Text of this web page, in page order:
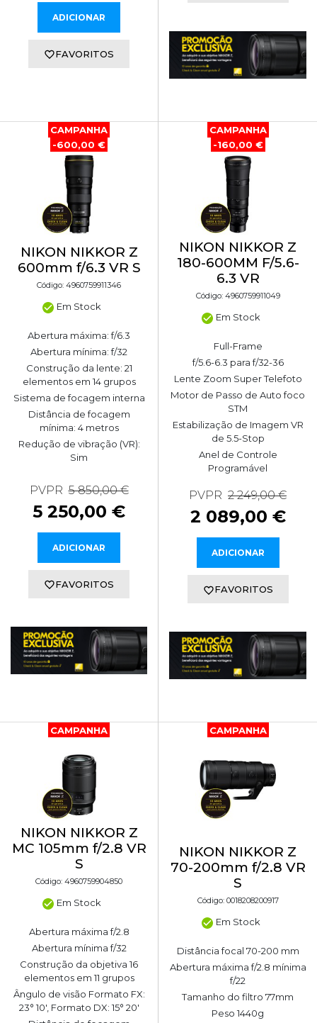
ADICIONAR
FAVORITOS
CAMPANHA
-600,00 €
NIKON NIKKOR Z
600mm f/6.3 VR S
Código: 4960759911346
Em Stock
Abertura máxima: f/6.3
Abertura mínima: f/32
Construção da lente: 21
elementos em 14 grupos
Sistema de focagem interna
Distância de focagem
mínima: 4 metros
Redução de vibração (VR):
Sim
PVPR 5 850,00 €
5 250,00 €
ADICIONAR
FAVORITOS
CAMPANHA
-160,00 €
NIKON NIKKOR Z
180-600MM F/5.6-
6.3 VR
Código: 4960759911049
Em Stock
Full-Frame
f/5.6-6.3 para f/32-36
Lente Zoom Super Telefoto
Motor de Passo de Auto foco
STM
Estabilização de Imagem VR
de 5.5-Stop
Anel de Controle
Programável
PVPR 2 249,00 €
2 089,00 €
ADICIONAR
FAVORITOS
CAMPANHA
NIKON NIKKOR Z
MC 105mm f/2.8 VR
S
Código: 4960759904850
Em Stock
Abertura máxima f/2.8
Abertura mínima f/32
Construção da objetiva 16
elementos em 11 grupos
Ângulo de visão Formato FX:
23° 10', Formato DX: 15° 20'
CAMPANHA
NIKON NIKKOR Z
70-200mm f/2.8 VR
S
Código: 0018208200917
Em Stock
Distância focal 70-200 mm
Abertura máxima f/2.8 mínima
f/22
Tamanho do filtro 77mm
Peso 1440g